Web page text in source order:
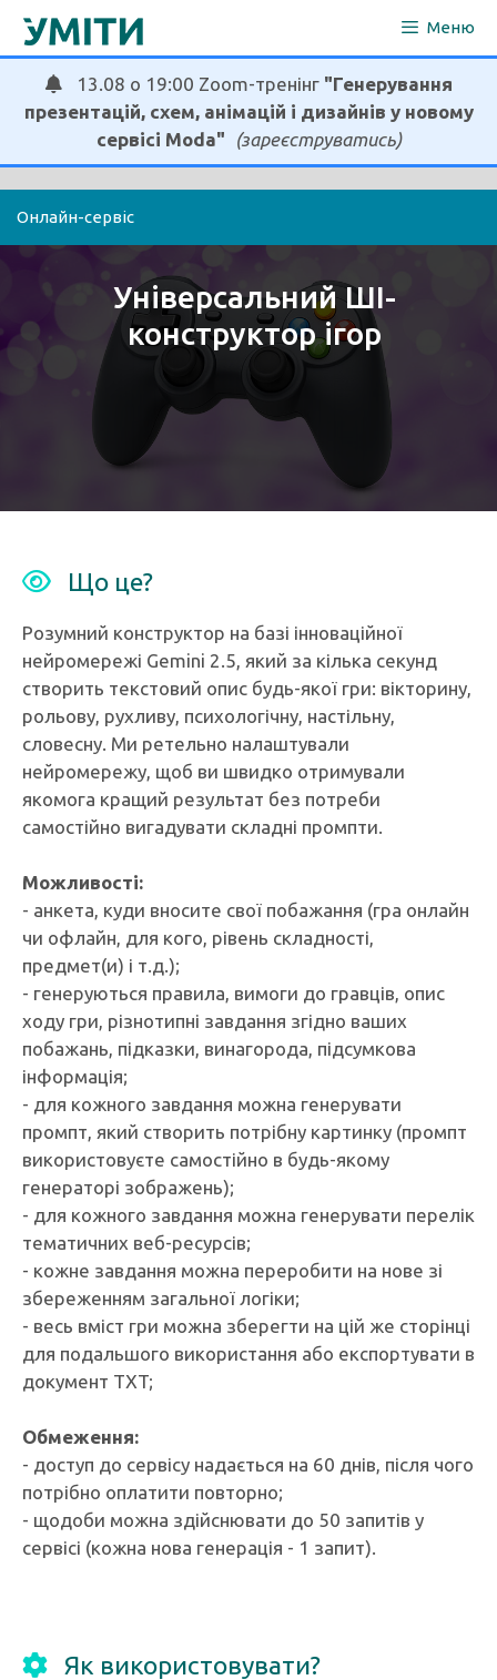
Перейти
Меню
13.08 о 19:00 Zoom-тренінг "Генерування
презентацій, схем, анімацій і дизайнів у новому
сервісі Moda"
(зареєструватись)
Онлайн-сервіс
Універсальний ШІ-
конструктор ігор
Що це?
Розумний конструктор на базі інноваційної
нейромережі Gemini 2.5, який за кілька секунд
створить текстовий опис будь-якої гри: вікторину,
рольову, рухливу, психологічну, настільну,
словесну. Ми ретельно налаштували
нейромережу, щоб ви швидко отримували
якомога кращий результат без потреби
самостійно вигадувати складні промпти.
Можливості:
- анкета, куди вносите свої побажання (гра онлайн
чи офлайн, для кого, рівень складності,
предмет(и) і т.д.);
- генеруються правила, вимоги до гравців, опис
ходу гри, різнотипні завдання згідно ваших
побажань, підказки, винагорода, підсумкова
інформація;
- для кожного завдання можна генерувати
промпт, який створить потрібну картинку (промпт
використовуєте самостійно в будь-якому
генераторі зображень);
- для кожного завдання можна генерувати перелік
тематичних веб-ресурсів;
- кожне завдання можна переробити на нове зі
збереженням загальної логіки;
- весь вміст гри можна зберегти на цій же сторінці
для подальшого використання або експортувати в
документ TXT;
Обмеження:
- доступ до сервісу надається на 60 днів, після чого
потрібно оплатити повторно;
- щодоби можна здійснювати до 50 запитів у
сервісі (кожна нова генерація - 1 запит).
Як використовувати?